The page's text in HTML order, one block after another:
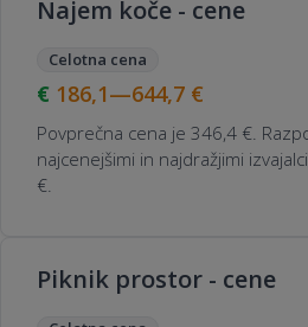
Najem koče - cene
Celotna cena
186,1—644,7 €
Povprečna cena je 346,4 €.
najcenejšimi in najdražjimi
€.
Piknik prostor - cene